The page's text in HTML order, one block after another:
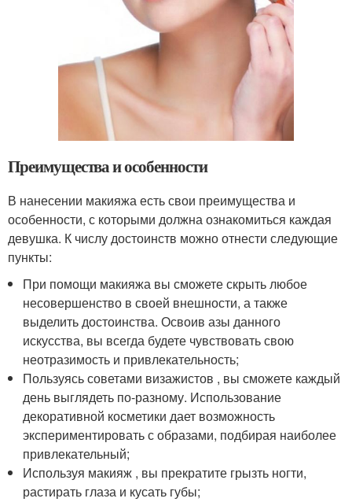
Преимущества и особенности
В нанесении макияжа есть свои преимущества и
особенности, с которыми должна ознакомиться каждая
девушка. К числу достоинств можно отнести следующие
пункты:
При помощи макияжа вы сможете скрыть любое
несовершенство в своей внешности, а также
выделить достоинства. Освоив азы данного
искусства, вы всегда будете чувствовать свою
неотразимость и привлекательность;
Пользуясь советами визажистов , вы сможете каждый
день выглядеть по-разному. Использование
декоративной косметики дает возможность
экспериментировать с образами, подбирая наиболее
привлекательный;
Используя макияж , вы прекратите грызть ногти,
растирать глаза и кусать губы;